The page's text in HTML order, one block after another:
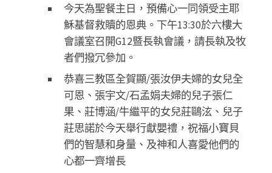
今天為聖餐主日，預備心一同領受主耶
穌基督救贖的恩典。下午13:30於六樓大
會議室召開G12暨長執會議，請長執及牧
者們撥冗參加。
恭喜三教區全賀顯/張汝伊夫婦的女兒全
可恩、張宇文/石孟娟夫婦的兒子張仁
果、莊博涵/牛繼平的女兒莊鷗泫、兒子
莊思諾於今天舉行獻嬰禮，祝福小寶貝
們的智慧和身量、及神和人喜愛他們的
心都一齊增長